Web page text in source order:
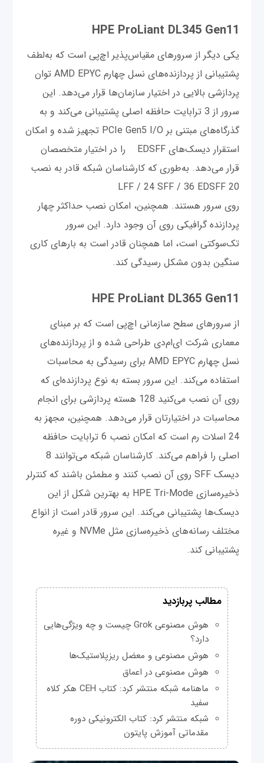
HPE ProLiant DL345 Gen11
یکی دیگر از سرورهای مقیاس‌پذیر اچ‌پی است که به‌لطف
پشتیبانی از پردازنده‌های نسل چهارم AMD EPYC توان
پردازشی بالایی در اختیار سازمان‌ها قرار می‌دهد. این
سرور از 3 ترابایت حافظه اصلی پشتیبانی می‌کند و به
گذرگاه‌های مبتنی بر PCIe Gen5 I/O تجهیز شده و امکان
استقرار دیسک‌های EDSFF را در اختیار متخصصان
قرار می‌دهد. به‌طوری که کارشناسان شبکه قادر به نصب
20 LFF / 24 SFF / 36 EDSFF
روی سرور هستند. همچنین، امکان نصب حداکثر چهار
پردازنده گرافیکی روی آن وجود دارد. این سرور
تک‌سوکتی است، اما همچنان قادر است به بارهای کاری
سنگین بدون مشکل رسیدگی کند.
HPE ProLiant DL365 Gen11
از سرورهای سطح سازمانی اچ‌پی است که بر مبنای
معماری شرکت ای‌ام‌دی طراحی شده و از پردازنده‌های
نسل چهارم AMD EPYC برای رسیدگی به محاسبات
استفاده می‌کند. این سرور بسته به نوع پردازنده‌ای که
روی آن نصب می‌کنید 128 هسته پردازشی برای انجام
محاسبات در اختیارتان قرار می‌دهد. همچنین، مجهز به
24 اسلات رم است که امکان نصب 6 ترابایت حافظه
اصلی را فراهم می‌کند. کارشناسان شبکه می‌توانند 8
دیسک SFF روی آن نصب کنند و مطمئن باشند که کنترلر
ذخیره‌سازی HPE Tri-Mode به بهترین شکل از این
دیسک‌ها پشتیبانی می‌کند. این سرور قادر است از انواع
مختلف رسانه‌های ذخیره‌سازی مثل NVMe و غیره
پشتیبانی کند.
مطالب پربازدید
هوش مصنوعی Grok چیست و چه ویژگی‌هایی
دارد؟
هوش مصنوعی و معضل ریزپلاستیک‌ها
هوش مصنوعی در اعماق
ماهنامه شبکه منتشر کرد: کتاب CEH هکر کلاه
سفید
شبکه منتشر کرد: کتاب الکترونیکی دوره
مقدماتی آموزش پایتون